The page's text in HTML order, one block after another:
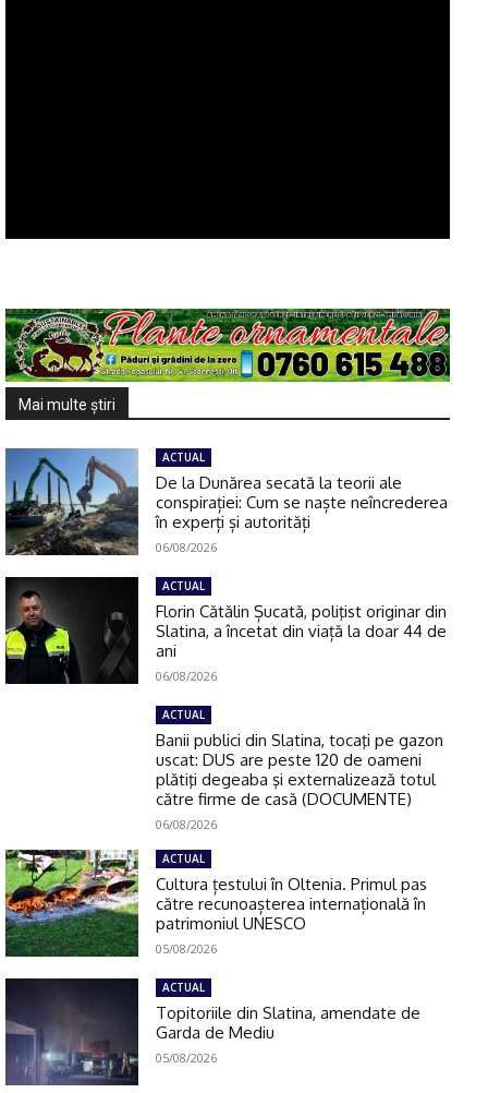
Mai multe ştiri
ACTUAL
De la Dunărea secată la teorii ale
conspirației: Cum se naște neîncrederea
în experți și autorități
06/08/2026
ACTUAL
Florin Cătălin Șucată, poliţist originar din
Slatina, a încetat din viață la doar 44 de
ani
06/08/2026
ACTUAL
Banii publici din Slatina, tocaţi pe gazon
uscat: DUS are peste 120 de oameni
plătiţi degeaba şi externalizează totul
către firme de casă (DOCUMENTE)
06/08/2026
ACTUAL
Cultura țestului în Oltenia. Primul pas
către recunoașterea internațională în
patrimoniul UNESCO
05/08/2026
ACTUAL
Topitoriile din Slatina, amendate de
Garda de Mediu
05/08/2026